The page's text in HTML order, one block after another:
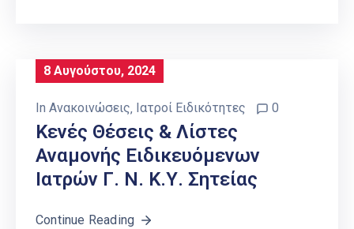
8 Αυγούστου, 2024
In Ανακοινώσεις‚ Ιατροί Ειδικότητες 0
Κενές Θέσεις & Λίστες
Αναμονής Ειδικευόμενων
Ιατρών Γ. Ν. Κ.Υ. Σητείας
Continue Reading